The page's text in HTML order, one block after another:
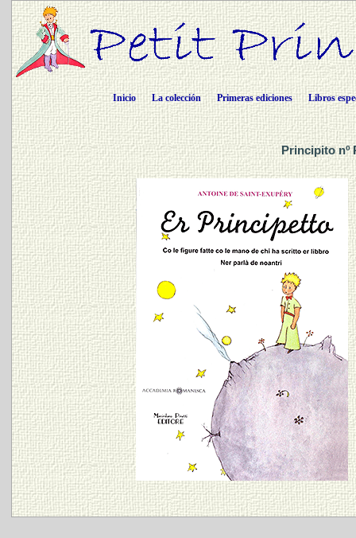
Inicio La colección Primeras ediciones Libros
Principito nº